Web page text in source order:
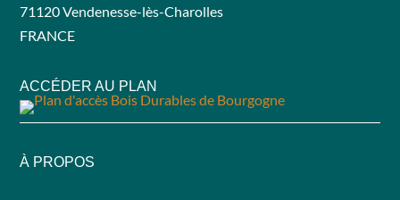
71120 Vendenesse-lès-Charolles
FRANCE
ACCÉDER AU PLAN
À PROPOS